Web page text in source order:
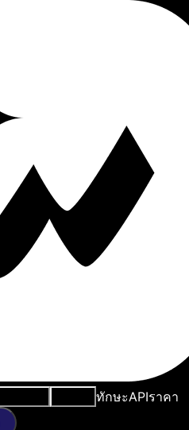
ทักษะAPIราคา